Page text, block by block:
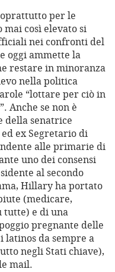
per le
così elevato si
nei confronti del
oggi ammette la
restare in minoranza
nella politica
“lottare per ciò in
Anche se non è
della senatrice
ex Segretario di
alle primarie di
uno dei consensi
al secondo
Hillary ha portato
(medicare,
tutte) e di una
pregnante delle
latinos da sempre a
negli Stati chiave),
mail.